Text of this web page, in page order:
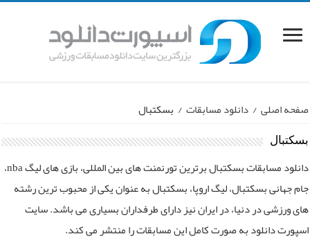
صفحه اصلی / دانلود مسابقات / بسکتبال
بسکتبال
دانلود مسابقات بسکتبال برترین تورنمنت های بین المللی، بازی های لیگ nba،
جام جهانی بسکتبال، لیگ اروپا، بسکتبال به عنوان یکی از محبوب ترین رشته
های ورزشی در دنیا، در ایران نیز دارای طرفداران بسیاری می باشد. سایت
اسپورت دانلود به صورت کامل این مسابقات را منتشر می کند.